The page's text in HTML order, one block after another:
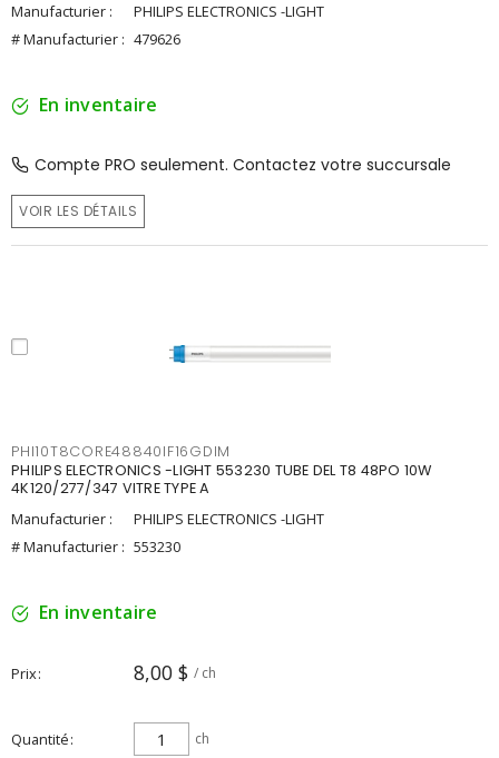
Manufacturier :
PHILIPS ELECTRONICS -LIGHT
# Manufacturier : 479626
En inventaire
Compte PRO seulement. Contactez votre succursale
VOIR LES DÉTAILS
PHI10T8CORE48840IF16GDIM
PHILIPS ELECTRONICS -LIGHT 553230 TUBE DEL T8 48PO 10W
4K120/277/347 VITRE TYPE A
Manufacturier :
PHILIPS ELECTRONICS -LIGHT
# Manufacturier : 553230
En inventaire
Prix 8,00 $ / ch
Quantité ch